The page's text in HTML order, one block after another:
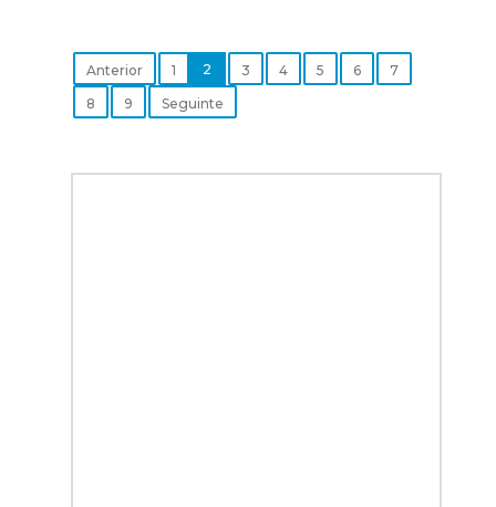
Anterior 1 2 3 4 5 6
7
8
9 Seguinte